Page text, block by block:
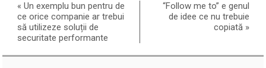
«Un exemplu bun pentru de
ce orice companie ar trebui
să utilizeze soluții de
securitate performante
“Follow me to” e genul
de idee ce nu trebuie
copiată »